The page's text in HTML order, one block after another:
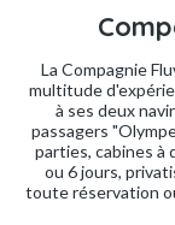
La Compagnie
multitude
à ses deux
passagers
parties, cabines à
ou 6 jours,
toute réservation